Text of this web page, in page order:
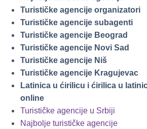
Turističke agencije organizatori
Turističke agencije subagenti
Turističke agencije Beograd
Turističke agencije Novi Sad
Turističke agencije Niš
Turističke agencije Kragujevac
Latinica u ćirilicu i ćirilica u
online
Turističke agencije u Srbiji
Najbolje turističke agencije